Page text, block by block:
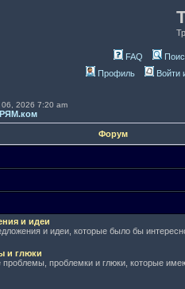
FAQ
Профиль
Войти
06, 2026 7:20 am
Форум
и идеи
и идеи, которые было бы
и глюки
проблемы, проблемки и глюки, которые